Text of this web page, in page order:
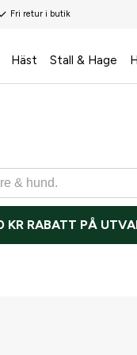
Fri retur i butik
Häst Stall & Hage
KR RABATT PÅ